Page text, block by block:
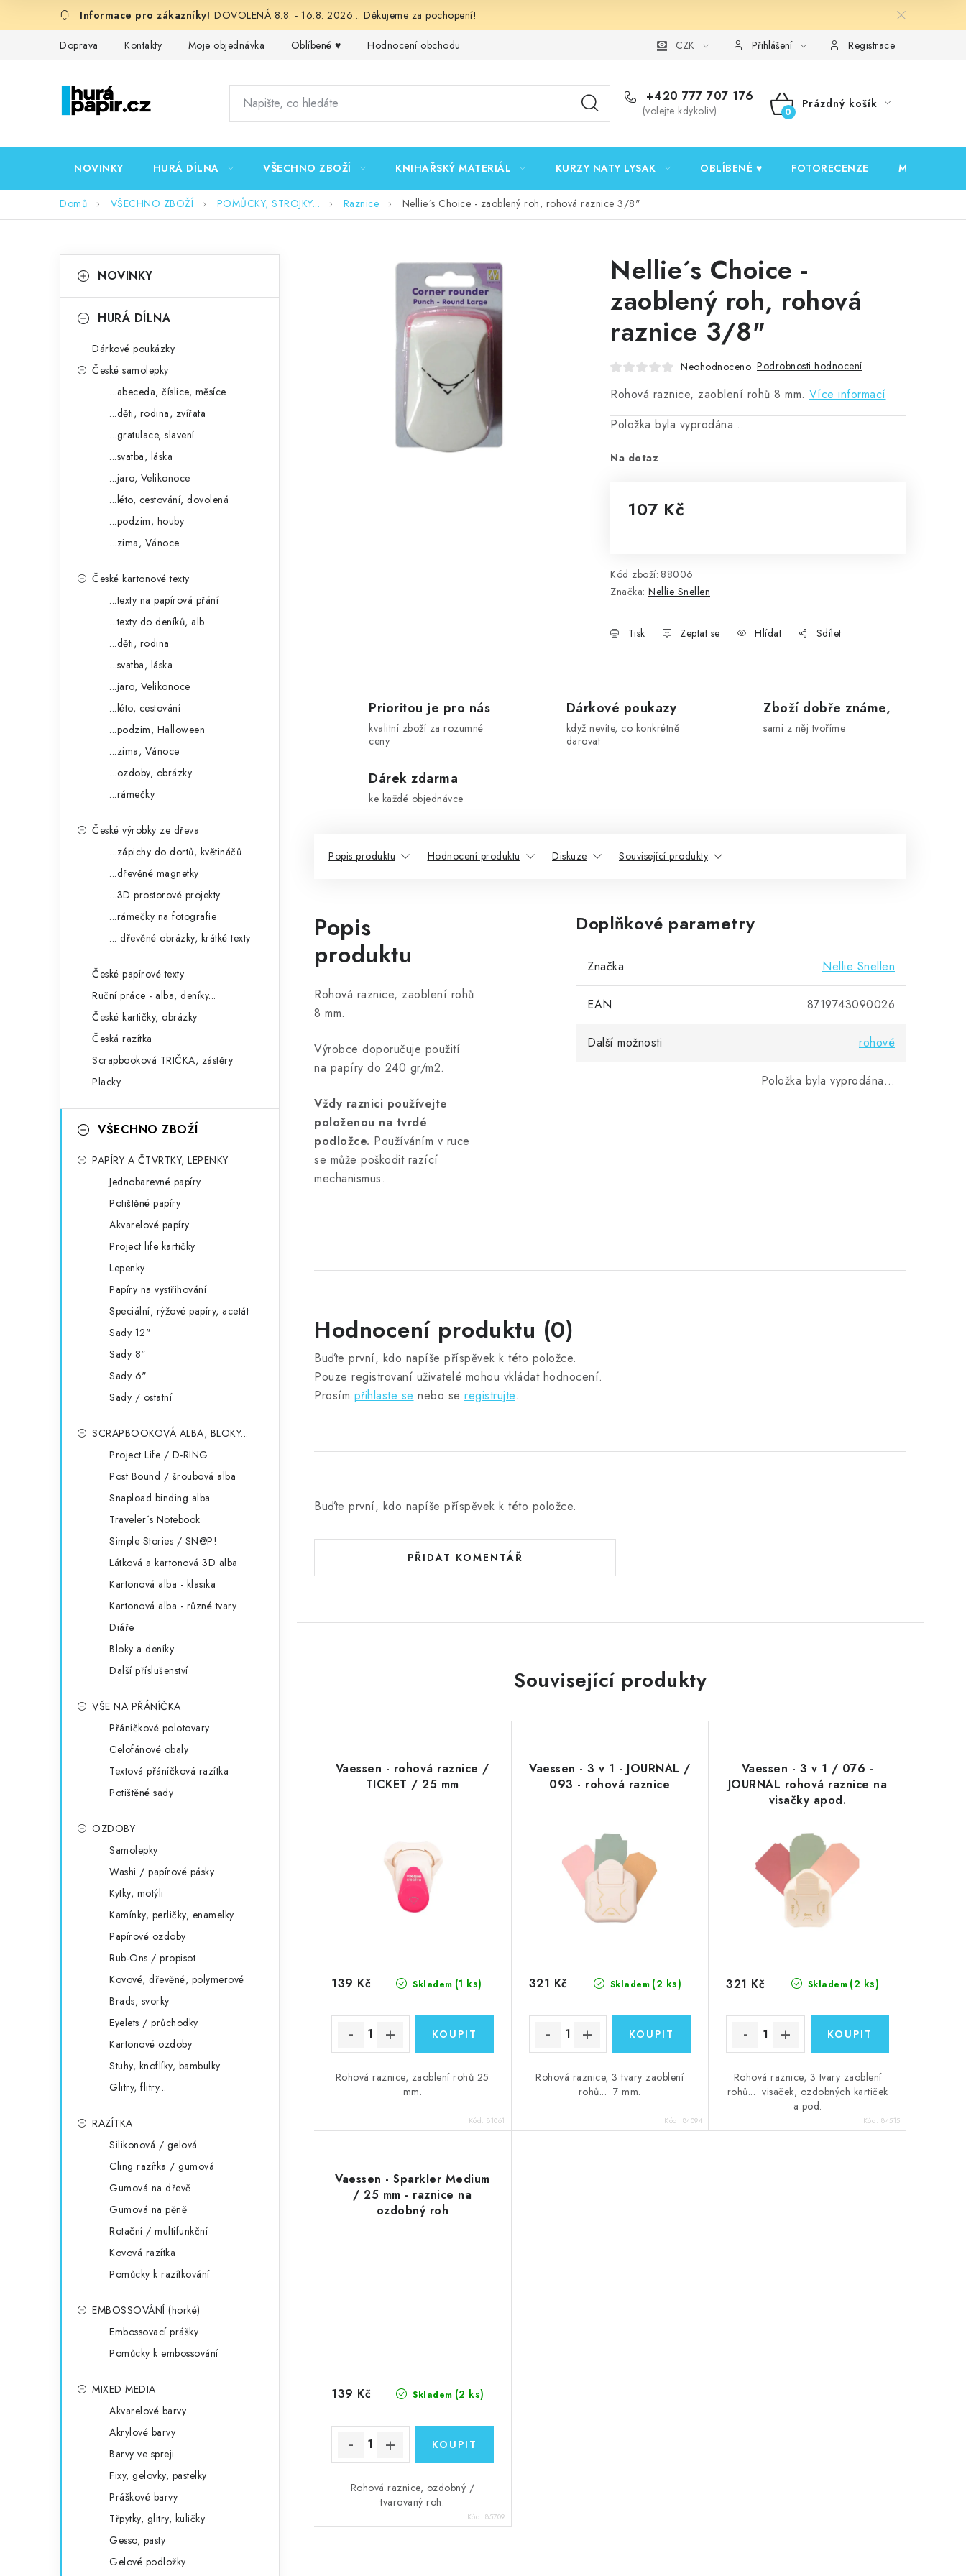
DOVOLENÁ 8.8. - 16.8. 2026... Děkujeme za pochopení!
Doprava Kontakty Moje objednávka Oblíbené ♥️ Hodnocení obchodu Podmínky ochrany osobních údajů Ověřování recenzí
CZK Přihlášení Registrace
+420 777 707 176
(volejte kdykoliv)
NÁKUPNÍ
Prázdný košík
NOVINKY HURÁ DÍLNA VŠECHNO ZBOŽÍ KNIHAŘSKÝ MATERIÁL KURZY NATY LYSAK OBLÍBENÉ ♥️ FOTORECENZE MOJE
Domů VŠECHNO ZBOŽÍ POMŮCKY, STROJKY... Raznice Nellie´s Choice - zaoblený roh, rohová raznice 3/8"
okategorie
a
NOVINKY
HURÁ DÍLNA
Dárkové poukázky
České samolepky
...abeceda, číslice, měsíce
...děti, rodina, zvířata
...gratulace, slavení
...svatba, láska
...jaro, Velikonoce
...léto, cestování, dovolená
...podzim, houby
...zima, Vánoce
České kartonové texty
...texty na papírová přání
...texty do deníků, alb
...děti, rodina
...svatba, láska
...jaro, Velikonoce
...léto, cestování
...podzim, Halloween
...zima, Vánoce
...ozdoby, obrázky
...rámečky
České výrobky ze dřeva
...zápichy do dortů, květináčů
...dřevěné magnetky
...3D prostorové projekty
...rámečky na fotografie
... dřevěné obrázky, krátké texty
České papírové texty
Ruční práce - alba, deníky...
České kartičky, obrázky
Česká razítka
Scrapbooková TRIČKA, zástěry
Placky
VŠECHNO ZBOŽÍ
PAPÍRY A ČTVRTKY, LEPENKY
Jednobarevné papíry
Potištěné papíry
Akvarelové papíry
Project life kartičky
Lepenky
Papíry na vystřihování
Speciální, rýžové papíry, acetát
Sady 12"
Sady 8"
Sady 6"
Sady / ostatní
SCRAPBOOKOVÁ ALBA, BLOKY...
Project Life / D-RING
Post Bound / šroubová alba
Snapload binding alba
Traveler´s Notebook
Simple Stories / SN@P!
Látková a kartonová 3D alba
Kartonová alba - klasika
Kartonová alba - různé tvary
Diáře
Bloky a deníky
Další příslušenství
VŠE NA PŘÁNÍČKA
Přáníčkové polotovary
Celofánové obaly
Textová přáníčková razítka
Potištěné sady
OZDOBY
Samolepky
Washi / papírové pásky
Kytky, motýli
Kamínky, perličky, enamelky
Papírové ozdoby
Rub-Ons / propisot
Kovové, dřevěné, polymerové
Brads, svorky
Eyelets / průchodky
Kartonové ozdoby
Stuhy, knoflíky, bambulky
Glitry, flitry...
RAZÍTKA
Silikonová / gelová
Cling razítka / gumová
Gumová na dřevě
Gumová na pěně
Rotační / multifunkční
Kovová razítka
Pomůcky k razítkování
EMBOSSOVÁNÍ (horké)
Embossovací prášky
Pomůcky k embossování
MIXED MEDIA
Akvarelové barvy
Akrylové barvy
Barvy ve spreji
Fixy, gelovky, pastelky
Práškové barvy
Třpytky, glitry, kuličky
Gesso, pasty
Gelové podložky
Nellie´s Choice -
zaoblený roh, rohová
raznice 3/8"
Neohodnoceno Podrobnosti hodnocení
Rohová raznice, zaoblení rohů 8 mm. Více informací
Položka byla vyprodána…
Na dotaz
107 Kč
Kód zboží: 88006
Značka: Nellie Snellen
Tisk Zeptat se Hlídat Sdílet
Prioritou je pro nás
kvalitní zboží za rozumné
ceny
Dárkové poukazy
když nevíte, co konkrétně
darovat
Zboží dobře známe,
sami z něj tvoříme
Dárek zdarma
ke každé objednávce
Popis produktu Hodnocení produktu Diskuze Související produkty
Popis
produktu
Rohová raznice, zaoblení rohů
8 mm.
Výrobce doporučuje použití
na papíry do 240 gr/m2.
Vždy raznici používejte
položenou na tvrdé
podložce. Používáním v ruce
se může poškodit razící
mechanismus.
Doplňkové parametry
Značka Nellie Snellen
EAN 8719743090026
Další možnosti rohové
Položka byla vyprodána…
Hodnocení produktu (0)
Buďte první, kdo napíše příspěvek k této položce.
Pouze registrovaní uživatelé mohou vkládat hodnocení.
Prosím přihlaste se nebo se registrujte.
Buďte první, kdo napíše příspěvek k této položce.
PŘIDAT KOMENTÁŘ
Související produkty
Vaessen - rohová raznice /
TICKET / 25 mm
Skladem (1 ks)
139 Kč
Rohová raznice, zaoblení rohů 25
mm.
Kód:81061
Vaessen - 3 v 1 - JOURNAL /
093 - rohová raznice
Skladem (2 ks)
321 Kč
Rohová raznice, 3 tvary zaoblení
rohů... 7 mm.
Kód: 84094
Vaessen - 3 v 1 / 076 -
JOURNAL rohová raznice na
visačky apod.
Skladem (2 ks)
321 Kč
Rohová raznice, 3 tvary zaoblení
rohů... visaček, ozdobných kartiček
a pod.
Kód:84515
Vaessen - Sparkler Medium
/ 25 mm - raznice na
ozdobný roh
Skladem (2 ks)
139 Kč
Rohová raznice, ozdobný /
tvarovaný roh.
Kód:85709